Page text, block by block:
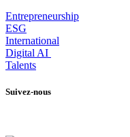
Entrepreneurship
ESG
International
Digital AI
Talents
Suivez-nous